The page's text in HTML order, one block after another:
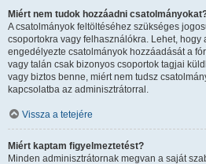
Miért nem tudok hozzáadni
A csatolmányok feltöltéséhez szükséges
csoportokra vagy felhasználókra. Lehet, hogy
engedélyezte csatolmányok hozzáadását a
vagy talán csak bizonyos csoportok tagjai
vagy biztos benne, miért nem tudsz
kapcsolatba az adminisztrátorral.
Vissza a tetejére
Miért kaptam figyelmeztetést?
Minden adminisztrátornak megvan a saját